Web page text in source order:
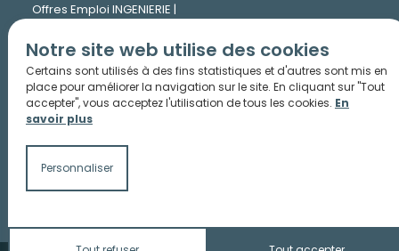
Notre site web utilise des cookies
Certains sont utilisés à des fins statistiques et d'autres sont mis en
place pour améliorer la navigation sur le site. En cliquant sur "Tout
accepter", vous acceptez l'utilisation de tous les cookies. En
savoir plus
Personnaliser
Offres Emploi INGENIERIE |
Offres Emploi JURIDIQUE
Offres Emploi LOGISTIQUE |
TRANSPORT
Offres Emploi MARKETING |
COMMUNICATION
CHIMIE
Offres Emploi RESSOURCES
HUMAINES